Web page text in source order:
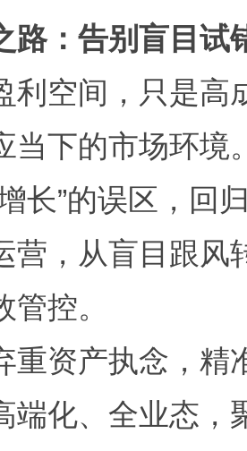
路：告别盲目试
利空间，只是高
当下的市场环境
长”的误区，回
营，从盲目跟风
控。
重资产执念，精
端化、全业态，